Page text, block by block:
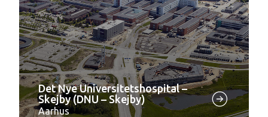
Det Nye Universitetshospital –
Skejby (DNU – Skejby)
Aarhus